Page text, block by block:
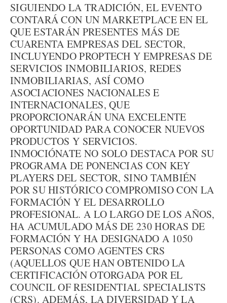
SIGUIENDO LA TRADICIÓN, EL EVENTO
CONTARÁ CON UN MARKETPLACE EN EL
QUE ESTARÁN PRESENTES MÁS DE
CUARENTA EMPRESAS DEL SECTOR,
INCLUYENDO PROPTECH Y EMPRESAS DE
SERVICIOS INMOBILIARIOS, REDES
INMOBILIARIAS, ASÍ COMO
ASOCIACIONES NACIONALES E
INTERNACIONALES, QUE
PROPORCIONARÁN UNA EXCELENTE
OPORTUNIDAD PARA CONOCER NUEVOS
PRODUCTOS Y SERVICIOS.
INMOCIÓNATE NO SOLO DESTACA POR SU
PROGRAMA DE PONENCIAS CON KEY
PLAYERS DEL SECTOR, SINO TAMBIÉN
POR SU HISTÓRICO COMPROMISO CON LA
FORMACIÓN Y EL DESARROLLO
PROFESIONAL. A LO LARGO DE LOS AÑOS,
HA ACUMULADO MÁS DE 230 HORAS DE
FORMACIÓN Y HA DESIGNADO A 1050
PERSONAS COMO AGENTES CRS
(AQUELLOS QUE HAN OBTENIDO LA
CERTIFICACIÓN OTORGADA POR EL
COUNCIL OF RESIDENTIAL SPECIALISTS
(CRS). ADEMÁS, LA DIVERSIDAD Y LA